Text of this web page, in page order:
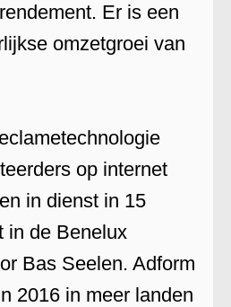
Er is een
omzetgroei van
op internet
in dienst in 15
in de Benelux
Bas Seelen. Adform
2016 in meer landen